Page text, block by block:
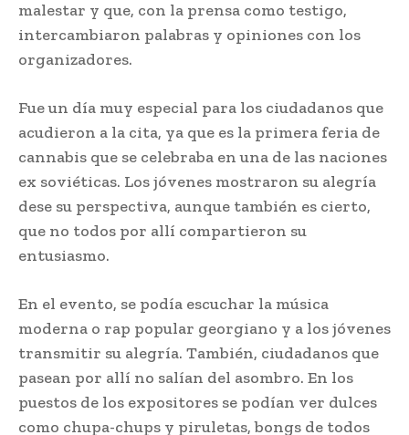
malestar y que, con la prensa como testigo,
intercambiaron palabras y opiniones con los
organizadores.
Fue un día muy especial para los ciudadanos que
acudieron a la cita, ya que es la primera feria de
cannabis que se celebraba en una de las naciones
ex soviéticas. Los jóvenes mostraron su alegría
dese su perspectiva, aunque también es cierto,
que no todos por allí compartieron su
entusiasmo.
En el evento, se podía escuchar la música
moderna o rap popular georgiano y a los jóvenes
transmitir su alegría. También, ciudadanos que
pasean por allí no salían del asombro. En los
puestos de los expositores se podían ver dulces
como chupa-chups y piruletas, bongs de todos